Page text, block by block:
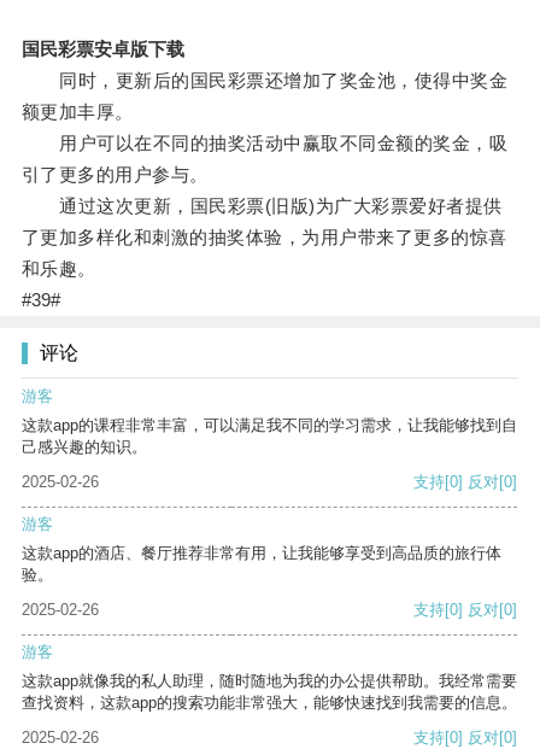
国民彩票安卓版下载
同时，更新后的国民彩票还增加了奖金池，使得中奖金
额更加丰厚。
用户可以在不同的抽奖活动中赢取不同金额的奖金，吸
引了更多的用户参与。
通过这次更新，国民彩票(旧版)为广大彩票爱好者提供
了更加多样化和刺激的抽奖体验，为用户带来了更多的惊喜
和乐趣。
#39#
评论
游客
这款app的课程非常丰富，可以满足我不同的学习需求，让我能够找到自
己感兴趣的知识。
2025-02-26
支持[0] 反对[0]
游客
这款app的酒店、餐厅推荐非常有用，让我能够享受到高品质的旅行体
验。
2025-02-26
支持[0] 反对[0]
游客
这款app就像我的私人助理，随时随地为我的办公提供帮助。我经常需要
查找资料，这款app的搜索功能非常强大，能够快速找到我需要的信息。
2025-02-26
支持[0] 反对[0]